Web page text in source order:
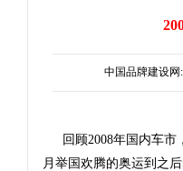
中国品牌建设
回顾2008年国内车市
月举国欢腾的奥运到之